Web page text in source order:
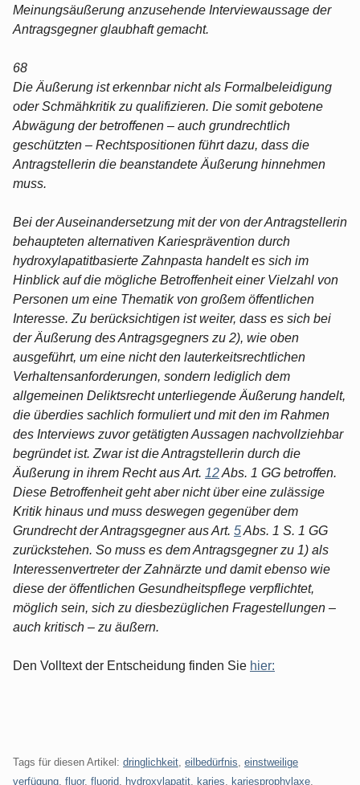
Meinungsäußerung anzusehende Interviewaussage der
Antragsgegner glaubhaft gemacht.
68
Die Äußerung ist erkennbar nicht als Formalbeleidigung
oder Schmähkritik zu qualifizieren. Die somit gebotene
Abwägung der betroffenen – auch grundrechtlich
geschützten – Rechtspositionen führt dazu, dass die
Antragstellerin die beanstandete Äußerung hinnehmen
muss.
Bei der Auseinandersetzung mit der von der Antragstellerin
behaupteten alternativen Kariesprävention durch
hydroxylapatitbasierte Zahnpasta handelt es sich im
Hinblick auf die mögliche Betroffenheit einer Vielzahl von
Personen um eine Thematik von großem öffentlichen
Interesse. Zu berücksichtigen ist weiter, dass es sich bei
der Äußerung des Antragsgegners zu 2), wie oben
ausgeführt, um eine nicht den lauterkeitsrechtlichen
Verhaltensanforderungen, sondern lediglich dem
allgemeinen Deliktsrecht unterliegende Äußerung handelt,
die überdies sachlich formuliert und mit den im Rahmen
des Interviews zuvor getätigten Aussagen nachvollziehbar
begründet ist. Zwar ist die Antragstellerin durch die
Äußerung in ihrem Recht aus Art. 12Abs. 1 GG betroffen.
Diese Betroffenheit geht aber nicht über eine zulässige
Kritik hinaus und muss deswegen gegenüber dem
Grundrecht der Antragsgegner aus Art. 5Abs. 1 S. 1 GG
zurückstehen. So muss es dem Antragsgegner zu 1) als
Interessenvertreter der Zahnärzte und damit ebenso wie
diese der öffentlichen Gesundheitspflege verpflichtet,
möglich sein, sich zu diesbezüglichen Fragestellungen –
auch kritisch – zu äußern.
Den Volltext der Entscheidung finden Sie hier:
Tags für diesen Artikel: dringlichkeit eilbedürfnis einstweilige
verfügung fluor, fluorid hydroxylapatit karies kariesprophylaxe